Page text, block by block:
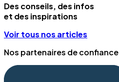
Des conseils, des infos
et des inspirations
Voir tous nos articles
Nos partenaires de confiance